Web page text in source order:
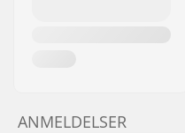
ANMELDELSER